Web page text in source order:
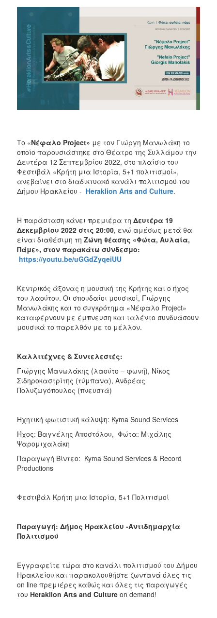
2006
ΔΗΜΟΤΗΣ
ΕΠΙΣΚΕΠΤΗΣ
Το «Νέφαλο Project» με τον Γιώργη Μανωλάκη το
οποίο παρουσιάστηκε στο Θέατρο της Συλλάμου την
Δευτέρα 12 Σεπτεμβρίου 2022, στο πλαίσιο του
Φεστιβάλ «Κρήτη μια Ιστορία, 5+1 πολιτισμοί»,
ανεβαίνει στο διαδικτυακό κανάλι πολιτισμού του
Δήμου Ηρακλείου - Heraklion Arts and Culture.
Η παράσταση κάνει πρεμιέρα τη Δευτέρα 19
Δεκεμβρίου 2022 στις 20:00, ενώ αμέσως μετά θα
είναι διαθέσιμη τη Ζώνη θέασης «Φώτα, Αυλαία,
Πάμε», στον παρακάτω σύνδεσμο:
https://youtu.be/uGGdZyqeiUU
Κεντρικός άξονας η μουσική της Κρήτης και ο ήχος
του λαούτου. Οι σπουδαίοι μουσικοί, Γιώργης
Μανωλάκης και το συγκρότημα «Νέφαλο Project»
καταφέρνουν με έμπνευση και ταλέντο συνδυάσουν
μουσικά το παρελθόν με το μέλλον.
Καλλιτέχνες & Συντελεστές:
Γιώργης Μανωλάκης (λαούτο – φωνή), Νίκος
Σιδηροκαστρίτης (τύμπανα), Ανδρέας
Πολυζωγόπουλος (πνευστά)
Ηχητική φωτιστική κάλυψη: Kyma Sound Services
Ήχος: Βαγγέλης Αποστόλου, Φώτα: Μιχάλης
Ψαρομιχαλάκη
Παραγωγή Βίντεο: Kyma Sound Services & Record
Productions
Φεστιβάλ Κρήτη μια Ιστορία, 5+1 Πολιτισμοί
Παραγωγή: Δήμος Ηρακλείου -Αντιδημαρχία
Πολιτισμού
Εγγραφείτε τώρα στο κανάλι πολιτισμού του Δήμου
Ηρακλείου και παρακολουθήστε ζωντανά όλες τις
on line πρεμιέρες καθώς και όλες τις παραγωγές
του Heraklion Arts and Culture on demand!